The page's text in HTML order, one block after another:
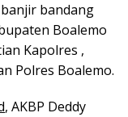
banjir bandang
Boalemo
Kapolres ,
Polres Boalemo.
, AKBP Deddy